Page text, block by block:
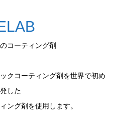
コーティング剤
クコーティング剤を世界で初め
した
ング剤を使用します。